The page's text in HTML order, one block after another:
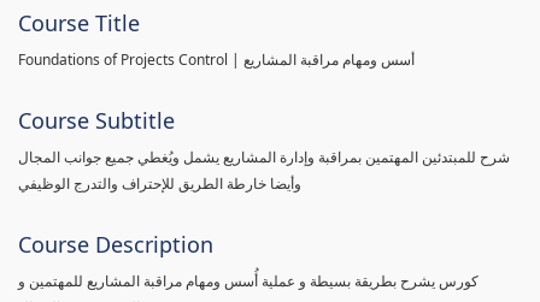
Course Title
Foundations of Projects Control | أسس ومهام مراقبة المشاريع
Course Subtitle
شرح للمبتدئين المهتمين بمراقبة وإدارة المشاريع يشمل ويُغطي جميع جوانب المجال
وأيضا خارطة الطريق للإحتراف والتدرج الوظيفي
Course Description
كورس يشرح بطريقة بسيطة و عملية أُسس ومهام مراقبة المشاريع للمهتمين و